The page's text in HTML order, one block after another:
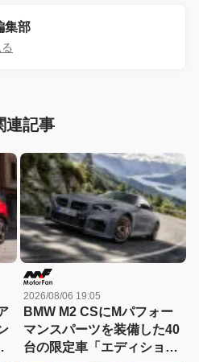
集部
連記事
2026/08/06 19:05
BMW M2 CSにMパフォー
マンスパーツを装備した40
台の限定車「エディショ